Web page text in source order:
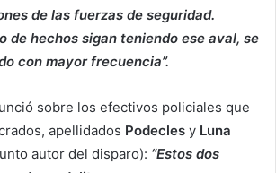
de las fuerzas de seguridad.
de hechos sigan teniendo ese aval, se
con mayor frecuencia”.
sobre los efectivos policiales que
apellidados Podecles y Luna
autor del disparo): “Estos dos